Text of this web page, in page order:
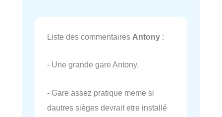
Liste des commentaires Antony :
- Une grande gare Antony.
- Gare assez pratique meme si
dautres sièges devrait etre installé